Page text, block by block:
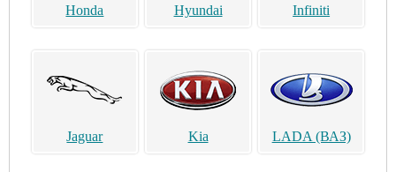
Honda Hyundai Infiniti
Jaguar Kia LADA (ВАЗ)